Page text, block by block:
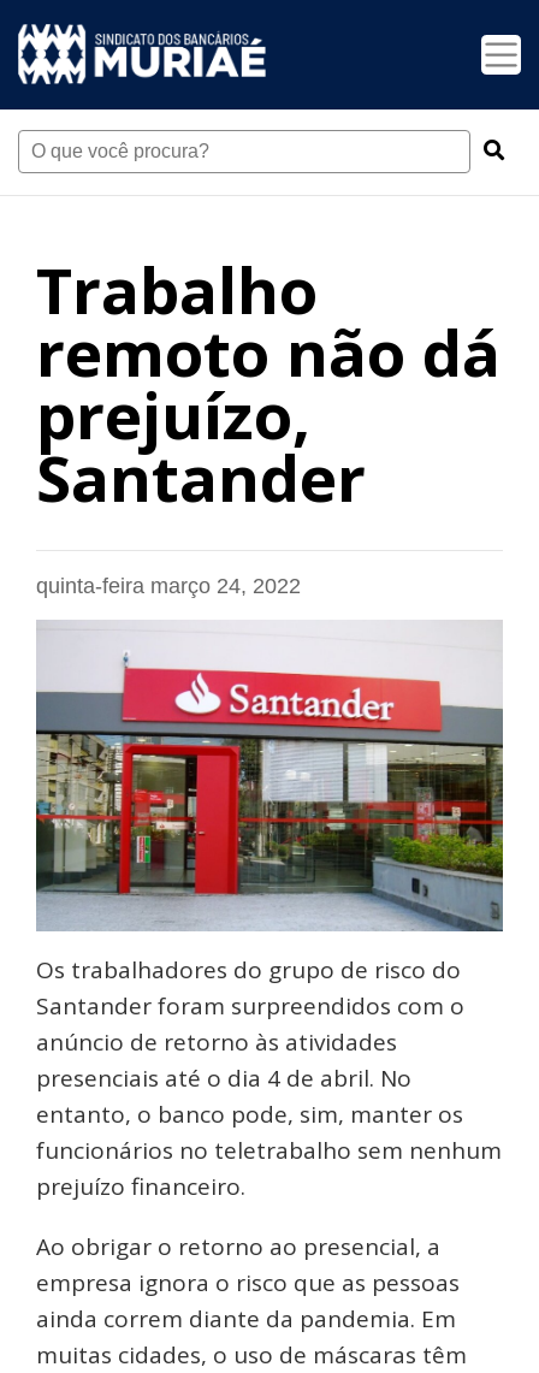
Trabalho
remoto não dá
prejuízo,
Santander
quinta-feira março 24, 2022
Os trabalhadores do grupo de risco do
Santander foram surpreendidos com o
anúncio de retorno às atividades
presenciais até o dia 4 de abril. No
entanto, o banco pode, sim, manter os
funcionários no teletrabalho sem nenhum
prejuízo financeiro.
Ao obrigar o retorno ao presencial, a
empresa ignora o risco que as pessoas
ainda correm diante da pandemia. Em
muitas cidades, o uso de máscaras têm